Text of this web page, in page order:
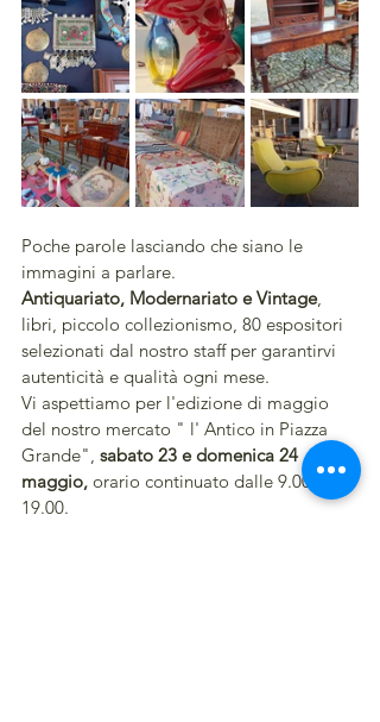
Poche parole lasciando che siano le
immagini a parlare.
Antiquariato, Modernariato e Vintage,
libri, piccolo collezionismo, 80 espositori
selezionati dal nostro staff per garantirvi
autenticità e qualità ogni mese.
Vi aspettiamo per l'edizione di maggio
del nostro mercato " l' Antico in Piazza
Grande", sabato 23 e domenica 24
maggio, orario continuato dalle 9.00 alle
19.00.